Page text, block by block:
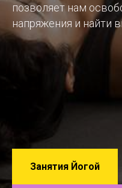
позволяет нам
напряжения и найти
Занятия Йогой